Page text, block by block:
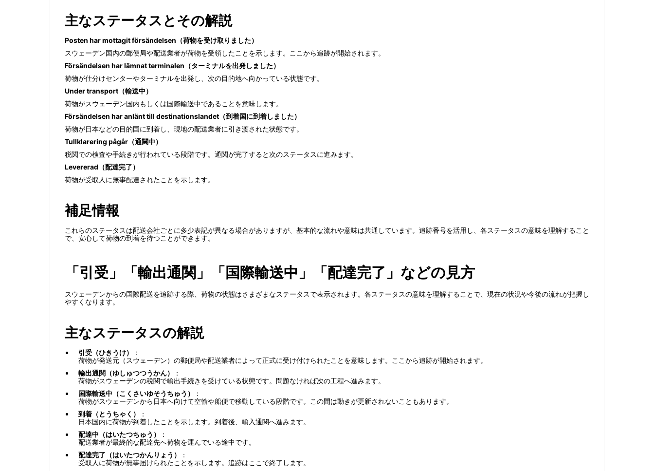
主なステータスとその解説
Posten har mottagit försändelsen（荷物を受け取りました）
スウェーデン国内の郵便局や配送業者が荷物を受領したことを示します。ここから追跡が開始されます。
Försändelsen har lämnat terminalen（ターミナルを出発しました）
荷物が仕分けセンターやターミナルを出発し、次の目的地へ向かっている状態です。
Under transport（輸送中）
荷物がスウェーデン国内もしくは国際輸送中であることを意味します。
Försändelsen har anlänt till destinationslandet（到着国に到着しました）
荷物が日本などの目的国に到着し、現地の配送業者に引き渡された状態です。
Tullklarering pågår（通関中）
税関での検査や手続きが行われている段階です。通関が完了すると次のステータスに進みます。
Levererad（配達完了）
荷物が受取人に無事配達されたことを示します。
補足情報
これらのステータスは配送会社ごとに多少表記が異なる場合がありますが、基本的な流れや意味は共通しています。追跡番号を活用し、各ステータスの意味を理解すること
で、安心して荷物の到着を待つことができます。
「引受」「輸出通関」「国際輸送中」「配達完了」などの見方
スウェーデンからの国際配送を追跡する際、荷物の状態はさまざまなステータスで表示されます。各ステータスの意味を理解することで、現在の状況や今後の流れが把握し
やすくなります。
主なステータスの解説
引受（ひきうけ）
：
荷物が発送元（スウェーデン）の郵便局や配送業者によって正式に受け付けられたことを意味します。ここから追跡が開始されます。
輸出通関（ゆしゅつつうかん）
：
荷物がスウェーデンの税関で輸出手続きを受けている状態です。問題なければ次の工程へ進みます。
国際輸送中（こくさいゆそうちゅう）
：
荷物がスウェーデンから日本へ向けて空輸や船便で移動している段階です。この間は動きが更新されないこともあります。
到着（とうちゃく）
：
日本国内に荷物が到着したことを示します。到着後、輸入通関へ進みます。
配達中（はいたつちゅう）
：
配送業者が最終的な配達先へ荷物を運んでいる途中です。
配達完了（はいたつかんりょう）
：
受取人に荷物が無事届けられたことを示します。追跡はここで終了します。